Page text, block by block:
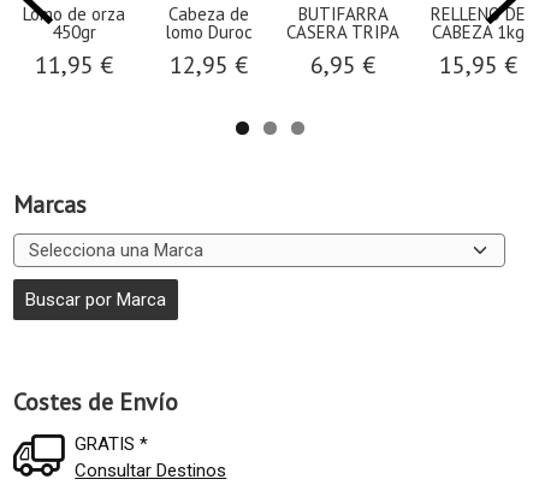
Marcas
Costes de Envío
GRATIS *
Consultar Destinos
Lomo de orza
450gr
11,95 €
Cabeza de
lomo Duroc
12,95 €
BUTIFARRA
CASERA TRIPA
6,95 €
RELLENO DE
CABEZA 1kg
15,95 €